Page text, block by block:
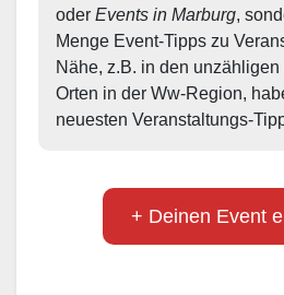
oder Events in Marburg,
Menge Event-Tipps zu
Nähe, z.B. in den
Orten in der Ww-Region,
neuesten Veranstaltungs-
+ Deinen Event